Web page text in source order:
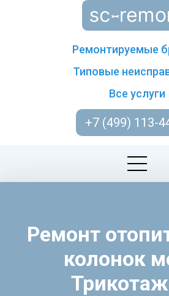
Ремонтируемые
Типовые
Все услуги
+7 (499) 113-
Ремонт
колонок